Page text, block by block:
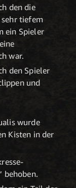
den die
tiefem
ein Spieler
war.
den Spieler
und
wurde
Kisten in der
behoben.